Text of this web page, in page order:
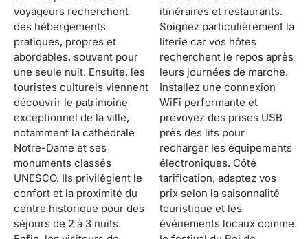
voyageurs recherchent
des hébergements
pratiques, propres et
abordables, souvent pour
une seule nuit. Ensuite, les
touristes culturels viennent
découvrir le patrimoine
exceptionnel de la ville,
notamment la cathédrale
Notre-Dame et ses
monuments classés
UNESCO. Ils privilégient le
confort et la proximité du
centre historique pour des
séjours de 2 à 3 nuits.
itinéraires et restaurants.
Soignez particulièrement la
literie car vos hôtes
recherchent le repos après
leurs journées de marche.
Installez une connexion
WiFi performante et
prévoyez des prises USB
près des lits pour
recharger les équipements
électroniques. Côté
tarification, adaptez vos
prix selon la saisonnalité
touristique et les
événements locaux comme